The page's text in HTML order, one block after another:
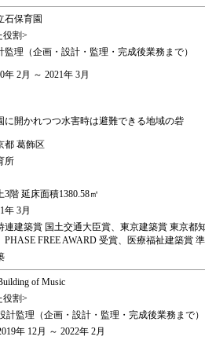
石保育園
役割>
監理（企画・設計・監理・完成後業務まで）
年 2月 ～ 2021年 3月
に開かれつつ水害時は避難できる地域の砦
都 葛飾区
所
3階 延床面積1380.58㎡
年 3月
連建築賞 国土交通大臣賞、東京建築賞 東京都
PHASE FREE AWARD 受賞、医療福祉建築賞
of Music
役割>
計監理（企画・設計・監理・完成後業務まで）
年 12月 ～ 2022年 2月